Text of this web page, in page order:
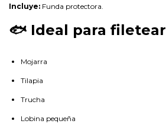
Incluye: Funda protectora.
🐟 Ideal para filetear
Mojarra
Tilapia
Trucha
Lobina pequeña